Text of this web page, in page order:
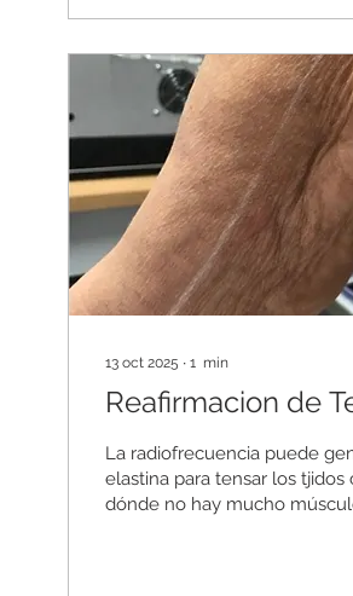
corporales...
13 oct 2025 ∙ 1 min
Reafirmacion de
La radiofrecuencia puede
elastina para tensar los
dónde no hay mucho